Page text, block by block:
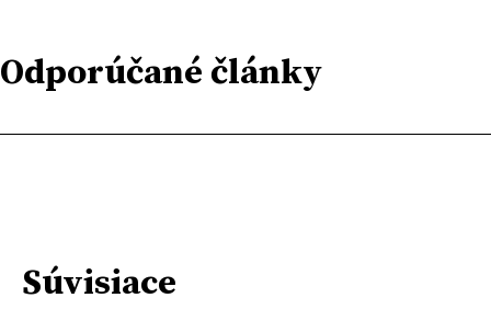
Odporúčané články
Súvisiace